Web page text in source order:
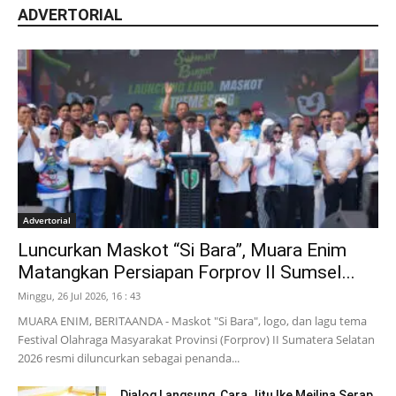
ADVERTORIAL
Advertorial
Luncurkan Maskot “Si Bara”, Muara Enim
Matangkan Persiapan Forprov II Sumsel...
Minggu, 26 Jul 2026, 16 : 43
MUARA ENIM, BERITAANDA - Maskot "Si Bara", logo, dan lagu tema
Festival Olahraga Masyarakat Provinsi (Forprov) II Sumatera Selatan
2026 resmi diluncurkan sebagai penanda...